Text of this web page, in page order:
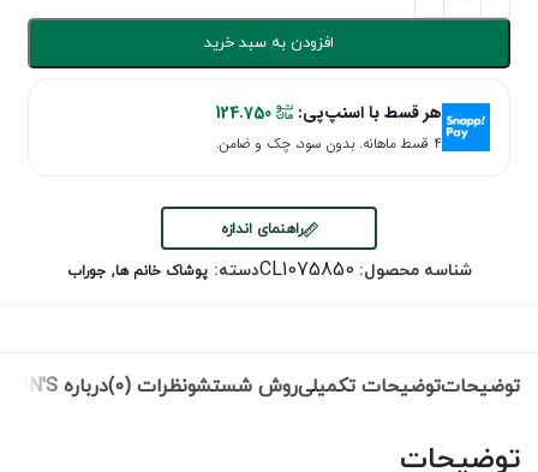
افزودن به سبد خرید
هر قسط با اسنپ‌پی: 124.750
۴ قسط ماهانه. بدون سود، چک و ضامن.
راهنمای اندازه
شناسه محصول: CL1075850دسته: پوشاک خانم ها, جوراب
توضیحاتتوضیحات تکمیلیروش شستشونظرات (0) درباره COLIN'S
توضیحات